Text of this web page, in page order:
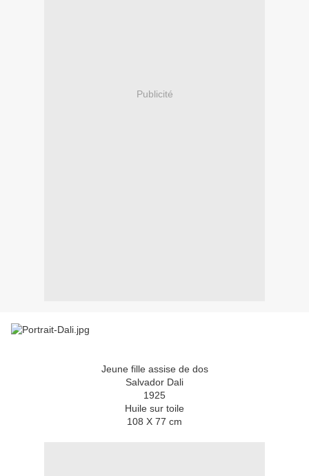
Publicité
Jeune fille assise de dos
Salvador Dali
1925
Huile sur toile
108 X 77 cm